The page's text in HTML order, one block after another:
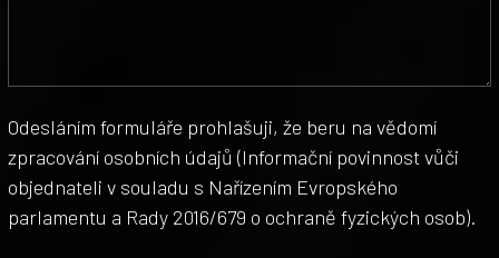
Odesláním formuláře prohlašuji, že beru na vědomí
zpracování osobních údajů (Informační povinnost vůči
objednateli v souladu s Nařízením Evropského
parlamentu a Rady 2016/679 o ochraně fyzických osob).